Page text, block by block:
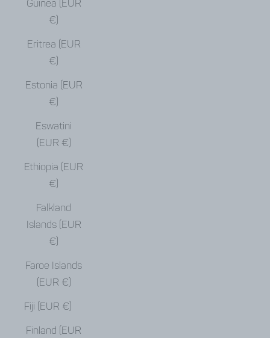
Guinea (EUR
€)
Eritrea (EUR
€)
Estonia (EUR
€)
Eswatini
(EUR €)
Ethiopia (EUR
€)
Falkland
Islands (EUR
€)
Faroe Islands
(EUR €)
Fiji (EUR €)
Finland (EUR